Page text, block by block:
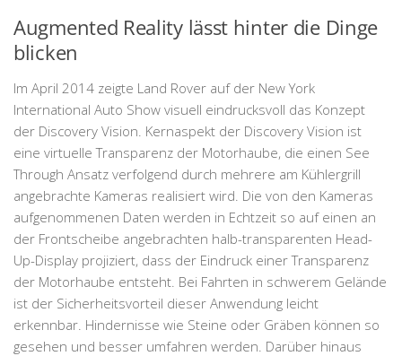
Augmented Reality lässt hinter die Dinge
blicken
Im April 2014 zeigte Land Rover auf der New York
International Auto Show visuell eindrucksvoll das Konzept
der Discovery Vision. Kernaspekt der Discovery Vision ist
eine virtuelle Transparenz der Motorhaube, die einen See
Through Ansatz verfolgend durch mehrere am Kühlergrill
angebrachte Kameras realisiert wird. Die von den Kameras
aufgenommenen Daten werden in Echtzeit so auf einen an
der Frontscheibe angebrachten halb-transparenten Head-
Up-Display projiziert, dass der Eindruck einer Transparenz
der Motorhaube entsteht. Bei Fahrten in schwerem Gelände
ist der Sicherheitsvorteil dieser Anwendung leicht
erkennbar. Hindernisse wie Steine oder Gräben können so
gesehen und besser umfahren werden. Darüber hinaus